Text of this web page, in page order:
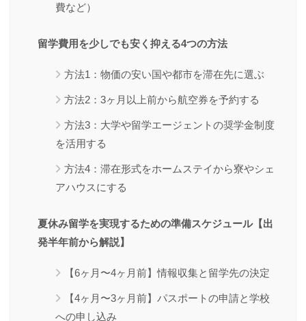
費など）
留学費用を少しでも安く抑える4つの方法
方法1：物価の安い国や都市を滞在先に選ぶ
方法2：3ヶ月以上前から航空券を予約する
方法3：大学や留学エージェントの奨学金制度
を活用する
方法4：滞在形式をホームステイから寮やシェ
アハウスにする
夏休み留学を実現するための準備スケジュール【出
発半年前から解説】
【6ヶ月〜4ヶ月前】情報収集と留学先の決定
【4ヶ月〜3ヶ月前】パスポートの申請と学校
への申し込み